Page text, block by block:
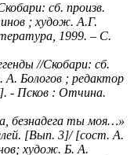
сб. произв.
; худож. А.Г.
1999. – С.
//Скобари: сб.
А. Бологов ; редактор
- Псков : Отчина.
безнадега ты моя…»
[Вып. 3]/ [сост. А.
худож. Б. А.